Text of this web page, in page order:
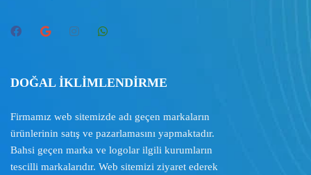
DOĞAL İKLİMLENDİRME
Firmamız web sitemizde adı geçen markaların
ürünlerinin satış ve pazarlamasını yapmaktadır.
Bahsi geçen marka ve logolar ilgili kurumların
tescilli markalarıdır. Web sitemizi ziyaret ederek